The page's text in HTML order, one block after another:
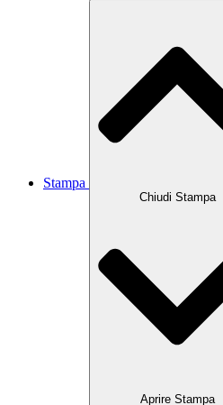
Stampa
Chiudi Stampa
Aprire Stampa